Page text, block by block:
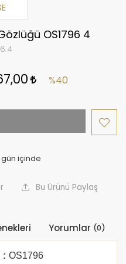
OS1796 4
4
%40
Bu Ürünü Paylaş
Yorumlar (0)
: OS1796